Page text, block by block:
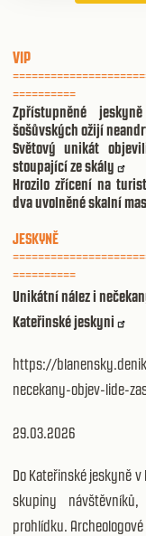
VIP
==========
Zpřístupněné
šošůvských ožijí
Světový unikát
stoupající ze skály
Hrozilo zřícení na
dva uvolněné skalní
JESKYNĚ
==========
Unikátní nález i
Kateřinské jeskyni
https://
necekany-objev-lide-
29.03.2026
Do Kateřinské jeskyně
skupiny
prohlídku.